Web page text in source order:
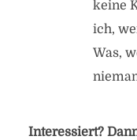
keine
ich,
Was,
Interessiert?